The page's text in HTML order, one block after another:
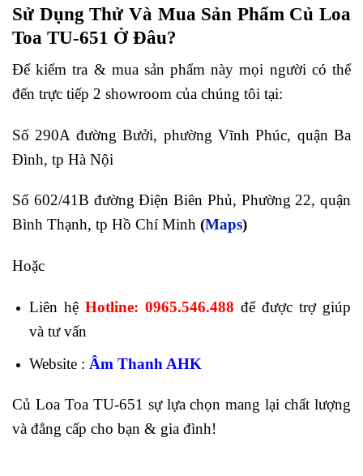
Sử Dụng Thử Và Mua Sản Phẩm Củ Loa
Toa TU-651 Ở Đâu?
Để kiểm tra & mua sản phẩm này mọi người có thể
đến trực tiếp 2 showroom của chúng tôi tại:
Số 290A đường Bưởi, phường Vĩnh Phúc, quận Ba
Đình, tp Hà Nội
Số 602/41B đường Điện Biên Phủ, Phường 22, quận
Bình Thạnh, tp Hồ Chí Minh (Maps)
Hoặc
Liên hệ Hotline: 0965.546.488 để được trợ giúp
và tư vấn
Website : Âm Thanh AHK
Củ Loa Toa TU-651 sự lựa chọn mang lại chất lượng
và đẳng cấp cho bạn & gia đình!